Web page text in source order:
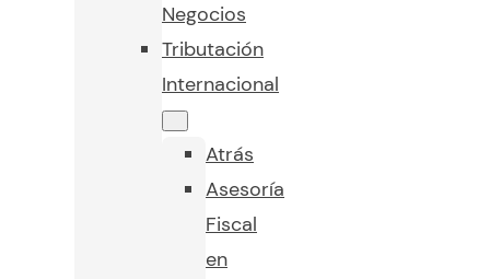
Negocios
Tributación
Internacional
Atrás
Asesoría
Fiscal
en